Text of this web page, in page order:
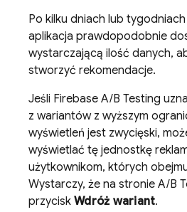
Po kilku dniach lub
aplikacja prawdopodobnie
wystarczającą ilość danych,
stworzyć rekomendacje.
Jeśli Firebase A/B Testing
z wariantów z wyższym
wyświetleń jest zwycięski,
wyświetlać tę jednostkę
użytkownikom, których
Wystarczy, że na stronie A/B
przycisk Wdróż wariant.